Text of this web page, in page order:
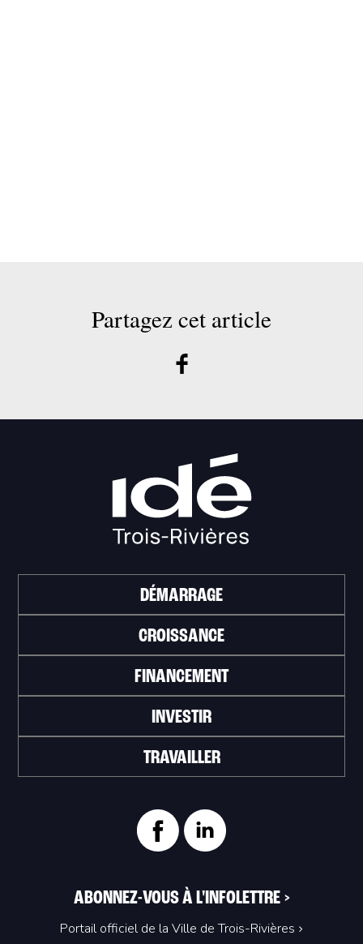
Partagez cet article
DÉMARRAGE
CROISSANCE
FINANCEMENT
INVESTIR
TRAVAILLER
ABONNEZ-VOUS À L'INFOLETTRE >
Portail officiel de la Ville de Trois-Rivières